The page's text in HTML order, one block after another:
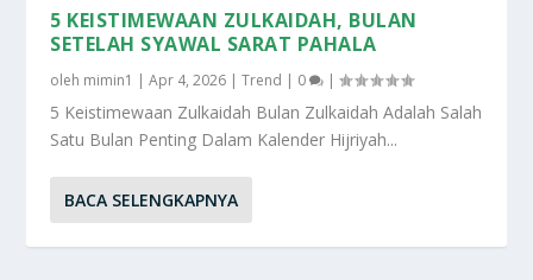
5 KEISTIMEWAAN ZULKAIDAH, BULAN
SETELAH SYAWAL SARAT PAHALA
oleh mimin1 |Apr 4, 2026 |Trend | 0 |
5 Keistimewaan Zulkaidah Bulan Zulkaidah Adalah Salah
Satu Bulan Penting Dalam Kalender Hijriyah...
BACA SELENGKAPNYA